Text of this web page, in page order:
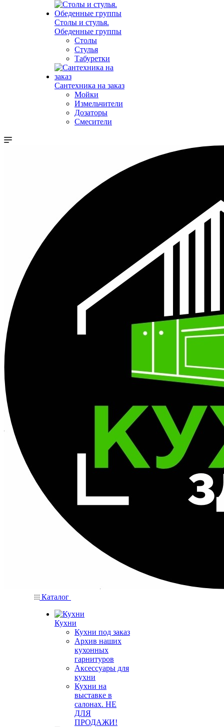
Столы и стулья.
Обеденные группы
Столы
Стулья
Табуретки
Сантехника на заказ
Мойки
Измельчители
Дозаторы
Смесители
Каталог
Кухни
Кухни под заказ
Архив наших
кухонных
гарнитуров
Аксессуары для
кухни
Кухни на
выставке в
салонах. НЕ
ДЛЯ
ПРОДАЖИ!